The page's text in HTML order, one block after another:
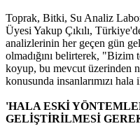
Toprak, Bitki, Su Analiz
Üyesi Yakup Çıkılı,
analizlerinin her geçen gün
olmadığını belirterek, "Bizim
koyup, bu mevcut üzerinden
konusunda insanlarımızı
'HALA ESKİ
GELİŞTİRİLMESİ